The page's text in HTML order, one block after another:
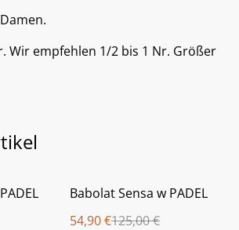
Wir empfehlen 1/2 bis 1 Nr. Größer
%
Babolat Sensa w PADEL
54,90 €125,00 €